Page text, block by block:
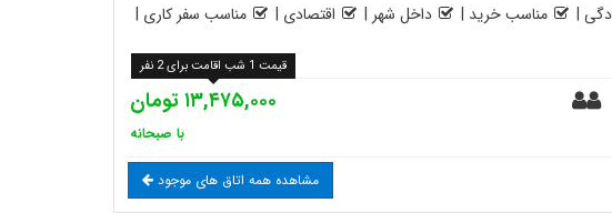
| مناسب خرید | داخل شهر | اقتصادی | مناسب سفر کاری |
۱۳,۴۷۵,۰۰۰ تومان
با صبحانه
قیمت 1 شب اقامت برای 2 نفر
مشاهده همه اتاق های موجود